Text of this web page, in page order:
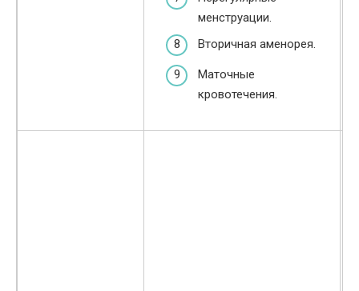
менструации.
Вторичная аменорея.
Маточные
кровотечения.